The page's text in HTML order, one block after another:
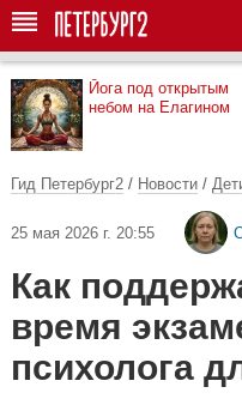
Йога под открытым
небом на Елагином
Гид Петербург2 / Новости /
25 мая 2026 г. 20:55
Как
время
психолога